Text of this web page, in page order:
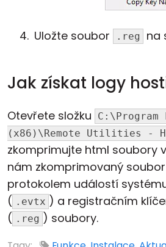
Uložte soubor .reg na
Jak získat logy
Otevřete složku
(x86)\Remote Utilities -
zkomprimujte html soubory
nám zkomprimovaný
protokolem událostí
( .evtx ) a registračním
( .reg ) soubory.